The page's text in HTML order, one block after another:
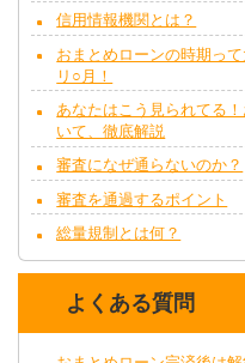
信用情報機関とは？
おまとめローンの時期っ
リ○月！
あなたはこう見られてる
いて、徹底解説
審査になぜ通らないのか？
審査を通過するポイント
総量規制とは何？
よくある質問